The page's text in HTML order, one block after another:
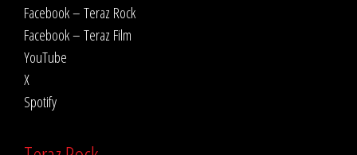
Facebook – Teraz Rock
Facebook – Teraz Film
YouTube
X
Spotify